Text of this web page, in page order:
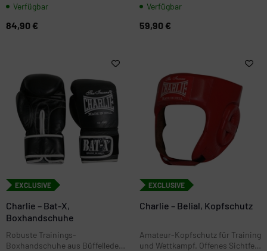
Handfläche für bessere Belüftung
und schnelleres Trocknen. Ideal
fürs Gym und regelmäßige
Verfügbar
84,90 €
Beidseitig tragbar: Blau oder Rot
in einem Set.
Verfügbar
59,90 €
EXCLUSIVE
Charlie – Bat-X,
Boxhandschuhe
Robuste Trainings-
Boxhandschuhe aus Büffelleder
EXCLUSIVE
Charlie – Belial, Kopfschutz
Amateur-Kopfschutz für Training
und Wettkampf. Offenes Sichtfeld